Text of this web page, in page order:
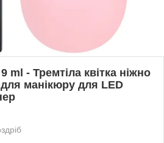
ml - Тремтіла квітка ніжно
манікюру для LED